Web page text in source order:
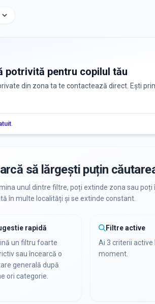
potrivită pentru copilul tău
din zona ta te contactează direct. Ești
.
să lărgești puțin
unul dintre filtre, poți extinde zona sau
în multe localități și se extinde constant.
rapidă
un filtru foarte
sau încearcă o
generală după
ori categorie.
Filtre active
Ai 3 criterii active
moment.